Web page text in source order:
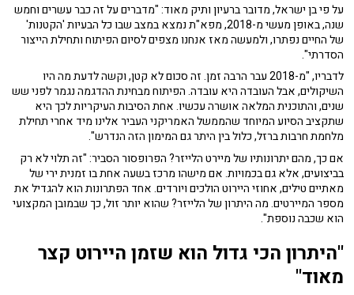
על פי בן ישראל, מדובר ברעיון ותיק מאוד: "מדברים על זה כבר עשרים וחמש
שנה, באופן מעשי מ-2018, מפא"ת נמצא במצב שבו כל הבעיות 'הקטנות'
של החיים נפתרו, ולמעשה מאז אנחנו מצפים לסיום הפיתוח ותחילת הייצור
הסדרתי".
לדבריו, "מ-2018 עבר הרבה זמן. זה סכום לא קטן, וקשה לדעת מה היו
השיקולים, אבל העובדה היא עובדה. הפיתוח מבחינת ההדגמה נגמר לפני שש
שנים, והתוכנית המלאה אושרה עכשיו. אחת הסיבות העיקריות לכך היא
שתקציב הסיוע המיוחד שהממשל האמריקני העביר אלינו מיד אחרי תחילת
מלחמת חרבות ברזל, כלול בין היתר גם המימון הזה הנדרש".
אם כך, מהם יתרונותיו של מיירט הלייזר? הפרופסור הסביר: "זה תלוי לא רק
בביצועים, אלא גם בכמויות. אם מישהו מרכז בשעה אחת בו זמנית ירי של
מאתיים טילים, אחוזי היירוט הולכים ויורדים. אחד הפתרונות הוא להגדיל את
מספר המיירטים. מה היתרון של הלייזר? שהוא יותר זול, כך שבמובן המקצועי
הוא שכבה נוספת".
"היתרון הכי גדול הוא שזמן היירוט קצר
מאוד"